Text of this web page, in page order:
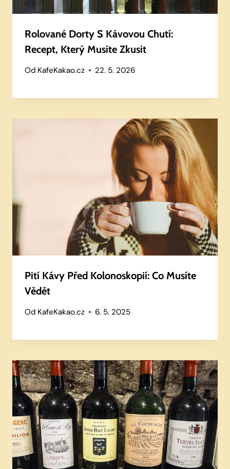
Rolované Dorty S Kávovou Chutí:
Recept, Který Musíte Zkusit
Od KafeKakao.cz 22. 5. 2026
Pití Kávy Před Kolonoskopií: Co Musíte
Vědět
Od KafeKakao.cz 6. 5. 2025